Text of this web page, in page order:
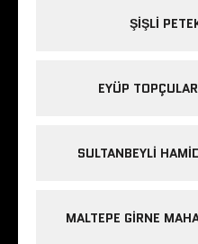
ŞIŞLI
EYÜP
SULTANBEYLI
MALTEPE GIRNE